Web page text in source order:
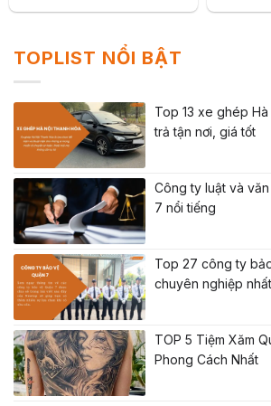
TOPLIST NỔI BẬT
Top 13 xe ghép
trả tận nơi, giá tốt
Công ty luật và
7 nổi tiếng
Top 27 công ty
chuyên nghiệp nhất
TOP 5 Tiệm Xăm
Phong Cách Nhất